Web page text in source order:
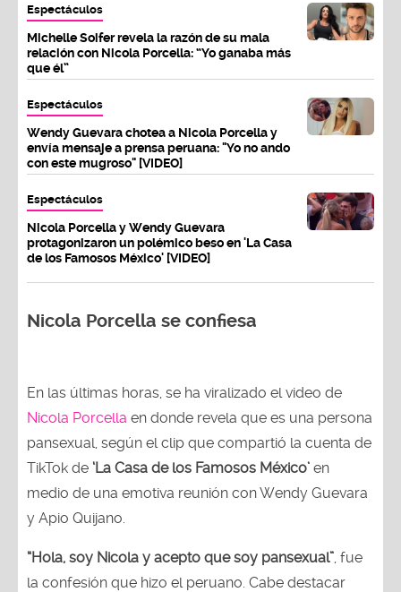
Espectáculos
Michelle Soifer revela la razón de su mala
relación con Nicola Porcella: “Yo ganaba más
que él”
Espectáculos
Wendy Guevara chotea a Nicola Porcella y
envía mensaje a prensa peruana: "Yo no ando
con este mugroso" [VIDEO]
Espectáculos
Nicola Porcella y Wendy Guevara
protagonizaron un polémico beso en 'La Casa
de los Famosos México' [VIDEO]
Nicola Porcella se confiesa
En las últimas horas, se ha viralizado el video de
Nicola Porcella en donde revela que es una persona
pansexual, según el clip que compartió la cuenta de
TikTok de ‘La Casa de los Famosos México’ en
medio de una emotiva reunión con Wendy Guevara
y Apio Quijano.
“Hola, soy Nicola y acepto que soy pansexual” , fue
la confesión que hizo el peruano. Cabe destacar